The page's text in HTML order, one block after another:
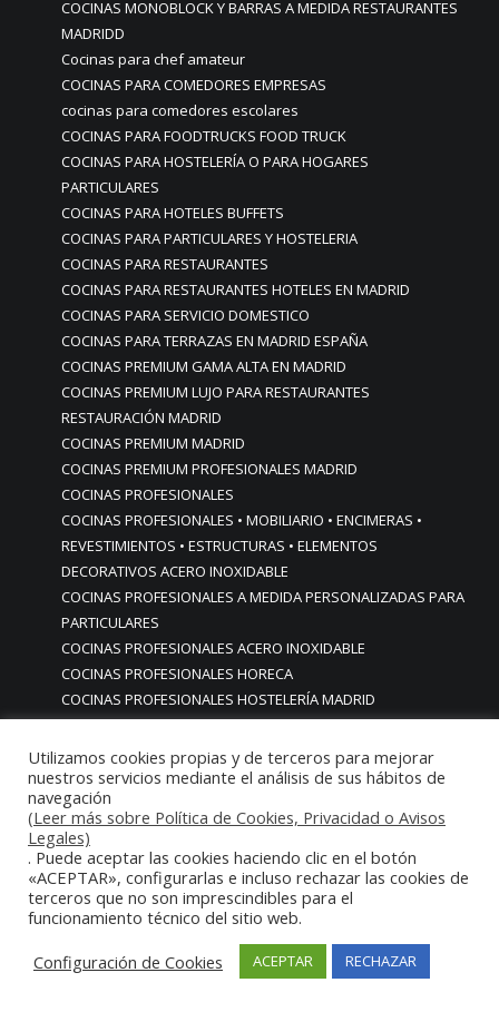
COCINAS MONOBLOCK Y BARRAS A MEDIDA RESTAURANTES
MADRIDD
Cocinas para chef amateur
COCINAS PARA COMEDORES EMPRESAS
cocinas para comedores escolares
COCINAS PARA FOODTRUCKS FOOD TRUCK
COCINAS PARA HOSTELERÍA O PARA HOGARES
PARTICULARES
COCINAS PARA HOTELES BUFFETS
COCINAS PARA PARTICULARES Y HOSTELERIA
COCINAS PARA RESTAURANTES
COCINAS PARA RESTAURANTES HOTELES EN MADRID
COCINAS PARA SERVICIO DOMESTICO
COCINAS PARA TERRAZAS EN MADRID ESPAÑA
COCINAS PREMIUM GAMA ALTA EN MADRID
COCINAS PREMIUM LUJO PARA RESTAURANTES
RESTAURACIÓN MADRID
COCINAS PREMIUM MADRID
COCINAS PREMIUM PROFESIONALES MADRID
COCINAS PROFESIONALES
COCINAS PROFESIONALES • MOBILIARIO • ENCIMERAS •
REVESTIMIENTOS • ESTRUCTURAS • ELEMENTOS
DECORATIVOS ACERO INOXIDABLE
COCINAS PROFESIONALES A MEDIDA PERSONALIZADAS PARA
PARTICULARES
COCINAS PROFESIONALES ACERO INOXIDABLE
COCINAS PROFESIONALES HORECA
COCINAS PROFESIONALES HOSTELERÍA MADRID
Cocinas profesionales industriales monoblock a medida
personalizadas
Cocinas profesionales industriales monoblock a medida
personalizadasCocinas profesionales industriales
monoblock a medida personalizadas
cocinas profesionales industriales para casas chalets
particulares urbanizaciones lujo madrid reformas cocinas
COCINAS PROFESIONALES INDUSTRIALES PARA HOGARES
ACABADOS ALTA GAMA LUJO
COCINAS PROFESIONALES INDUSTRIALES PARA USO EN
HOGARES CHALETS URBANIZACIONES LUJO MADRID
Utilizamos cookies propias y de terceros para mejorar
nuestros servicios mediante el análisis de sus hábitos de
navegación
(Leer más sobre Política de Cookies, Privacidad o Avisos
Legales)
. Puede aceptar las cookies haciendo clic en el botón
«ACEPTAR», configurarlas e incluso rechazar las cookies de
terceros que no son imprescindibles para el
funcionamiento técnico del sitio web.
Configuración de Cookies
ACEPTAR RECHAZAR